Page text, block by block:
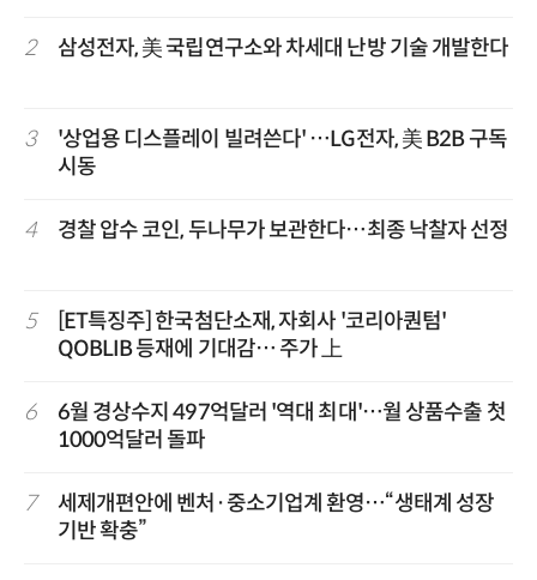
2 삼성전자, 美 국립연구소와 차세대 난방 기술 개발한다
3
'상업용 디스플레이 빌려쓴다' …LG전자, 美 B2B 구독
시동
4 경찰 압수 코인, 두나무가 보관한다…최종 낙찰자 선정
5
[ET특징주] 한국첨단소재, 자회사 '코리아퀀텀'
QOBLIB 등재에 기대감… 주가 上
6
6월 경상수지 497억달러 '역대 최대'…월 상품수출 첫
1000억달러 돌파
7
세제개편안에 벤처·중소기업계 환영…“생태계 성장
기반 확충”